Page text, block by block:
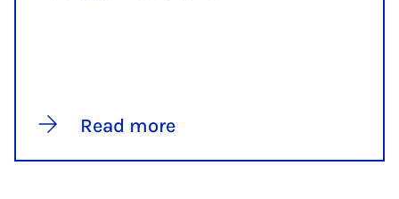
Read more